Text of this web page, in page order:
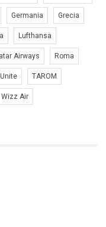
Germania Grecia
Lufthansa
Airways Roma
TAROM
Wizz Air